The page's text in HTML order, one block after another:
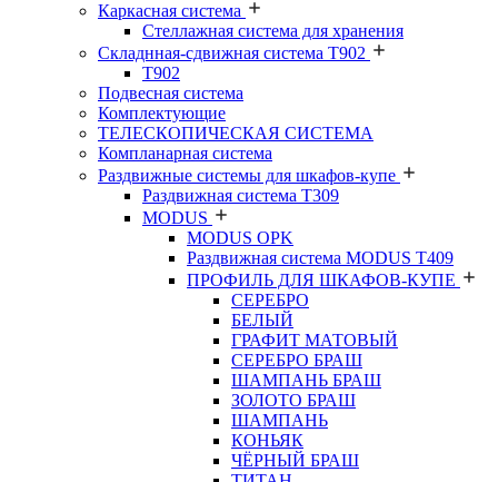
Каркасная система
Стеллажная система для хранения
Складнная-сдвижная система Т902
T902
Подвесная система
Комплектующие
ТЕЛЕСКОПИЧЕСКАЯ СИСТЕМА
Компланарная система
Раздвижные системы для шкафов-купе
Раздвижная система Т309
MODUS
MODUS OPK
Раздвижная система MODUS T409
ПРОФИЛЬ ДЛЯ ШКАФОВ-КУПЕ
СЕРЕБРО
БЕЛЫЙ
ГРАФИТ МАТОВЫЙ
СЕРЕБРО БРАШ
ШАМПАНЬ БРАШ
ЗОЛОТО БРАШ
ШАМПАНЬ
КОНЬЯК
ЧЁРНЫЙ БРАШ